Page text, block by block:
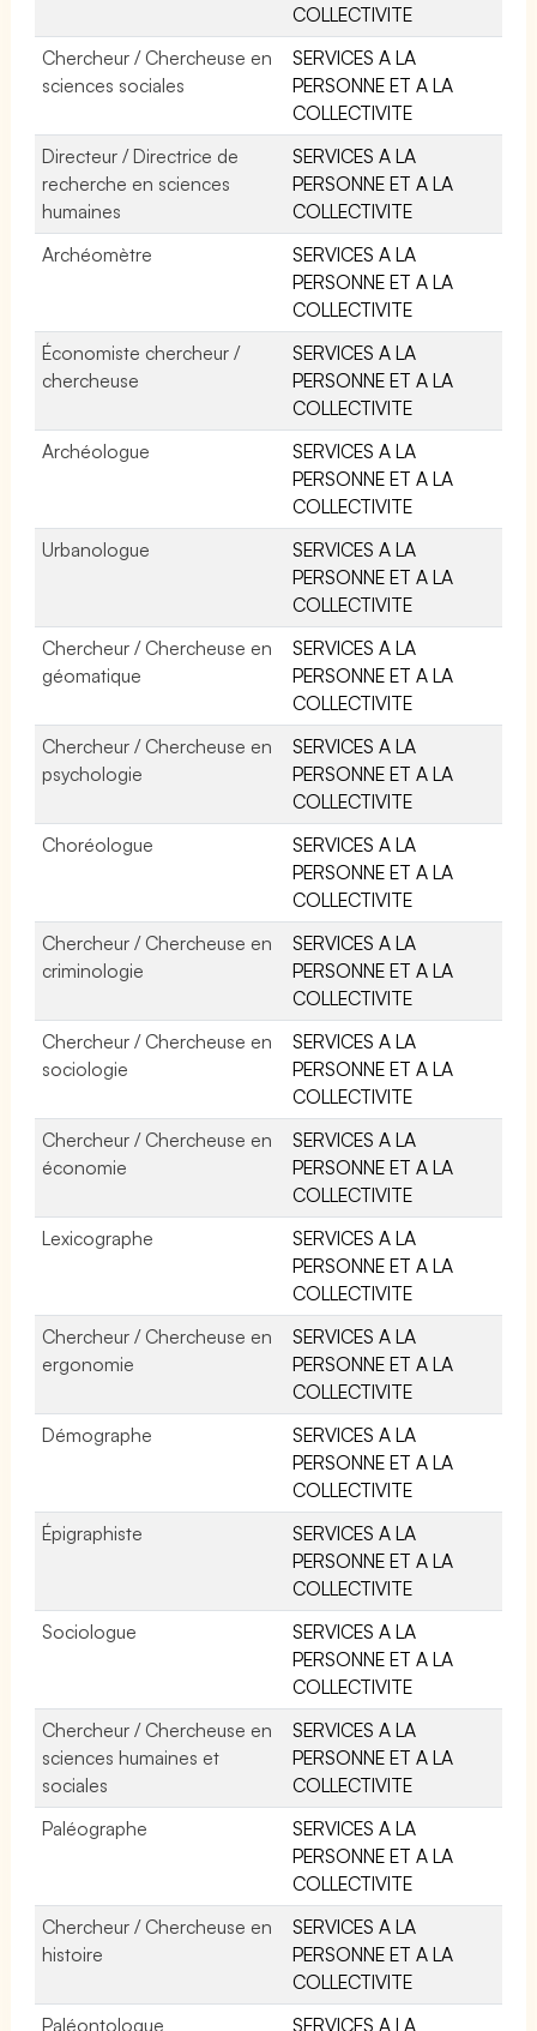
COLLECTIVITE
Chercheur / Chercheuse en
sciences sociales
SERVICES A LA
PERSONNE ET A LA
COLLECTIVITE
Directeur / Directrice de
recherche en sciences
humaines
SERVICES A LA
PERSONNE ET A LA
COLLECTIVITE
Archéomètre
SERVICES A LA
PERSONNE ET A LA
COLLECTIVITE
Économiste chercheur /
chercheuse
SERVICES A LA
PERSONNE ET A LA
COLLECTIVITE
Archéologue
SERVICES A LA
PERSONNE ET A LA
COLLECTIVITE
Urbanologue
SERVICES A LA
PERSONNE ET A LA
COLLECTIVITE
Chercheur / Chercheuse en
géomatique
SERVICES A LA
PERSONNE ET A LA
COLLECTIVITE
Chercheur / Chercheuse en
psychologie
SERVICES A LA
PERSONNE ET A LA
COLLECTIVITE
Choréologue
SERVICES A LA
PERSONNE ET A LA
COLLECTIVITE
Chercheur / Chercheuse en
criminologie
SERVICES A LA
PERSONNE ET A LA
COLLECTIVITE
Chercheur / Chercheuse en
sociologie
SERVICES A LA
PERSONNE ET A LA
COLLECTIVITE
Chercheur / Chercheuse en
économie
SERVICES A LA
PERSONNE ET A LA
COLLECTIVITE
Lexicographe
SERVICES A LA
PERSONNE ET A LA
COLLECTIVITE
Chercheur / Chercheuse en
ergonomie
SERVICES A LA
PERSONNE ET A LA
COLLECTIVITE
Démographe
SERVICES A LA
PERSONNE ET A LA
COLLECTIVITE
Épigraphiste
SERVICES A LA
PERSONNE ET A LA
COLLECTIVITE
Sociologue
SERVICES A LA
PERSONNE ET A LA
COLLECTIVITE
Chercheur / Chercheuse en
sciences humaines et
sociales
SERVICES A LA
PERSONNE ET A LA
COLLECTIVITE
Paléographe
SERVICES A LA
PERSONNE ET A LA
COLLECTIVITE
Chercheur / Chercheuse en
histoire
SERVICES A LA
PERSONNE ET A LA
COLLECTIVITE
Paléontologue
SERVICES A LA